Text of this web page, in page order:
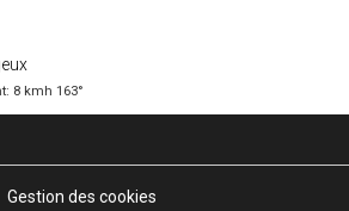
8 kmh 163°
Gestion des cookies